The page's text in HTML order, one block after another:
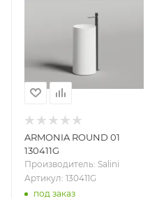
ARMONIA ROUND 01
130411G
Производитель: Salini
Артикул: 130411G
под заказ